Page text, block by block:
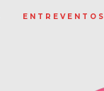
ENTREVENTOS